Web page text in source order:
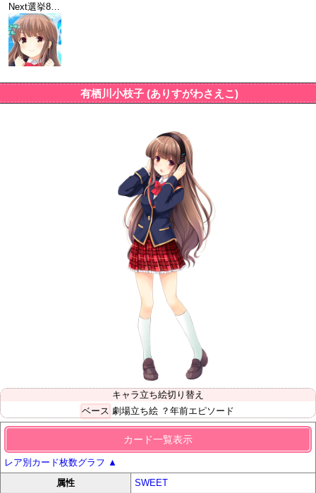
Next選挙8位トップ画面
有栖川小枝子 (ありすがわさえこ)
キャラ立ち絵切り替え
ベース 劇場立ち絵 ？年前エピソード
カード一覧表示
レア別カード枚数グラフ ▲
属性
SWEET